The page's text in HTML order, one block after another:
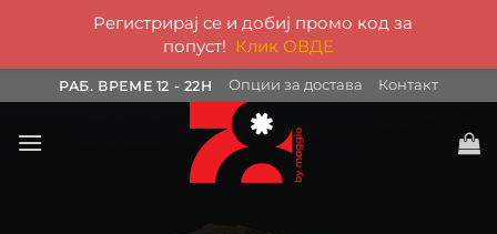
to
content
РАБ. ВРЕМЕ 12 - 22H Опции за достава Контакт
Регистрирај се и добиј промо код за
попуст! Клик ОВДЕ